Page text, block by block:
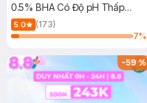
0.5% BHA Có Độ pH Thấp
150ml
5.0
(173)
7%
-59%